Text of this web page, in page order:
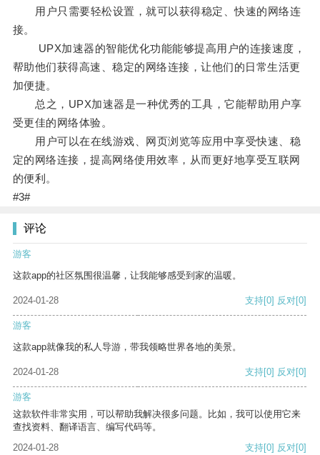
用户只需要轻松设置，就可以获得稳定、快速的网络连
接。
UPX加速器的智能优化功能能够提高用户的连接速度，
帮助他们获得高速、稳定的网络连接，让他们的日常生活更
加便捷。
总之，UPX加速器是一种优秀的工具，它能帮助用户享
受更佳的网络体验。
用户可以在在线游戏、网页浏览等应用中享受快速、稳
定的网络连接，提高网络使用效率，从而更好地享受互联网
的便利。
#3#
评论
游客
这款app的社区氛围很温馨，让我能够感受到家的温暖。
2024-01-28 支持[0] 反对[0]
游客
这款app就像我的私人导游，带我领略世界各地的美景。
2024-01-28 支持[0] 反对[0]
游客
这款软件非常实用，可以帮助我解决很多问题。比如，我可以使用它来
查找资料、翻译语言、编写代码等。
2024-01-28
支持[0] 反对[0]